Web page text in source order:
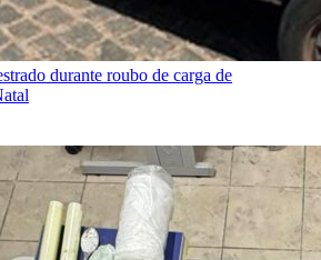
durante roubo de carga de